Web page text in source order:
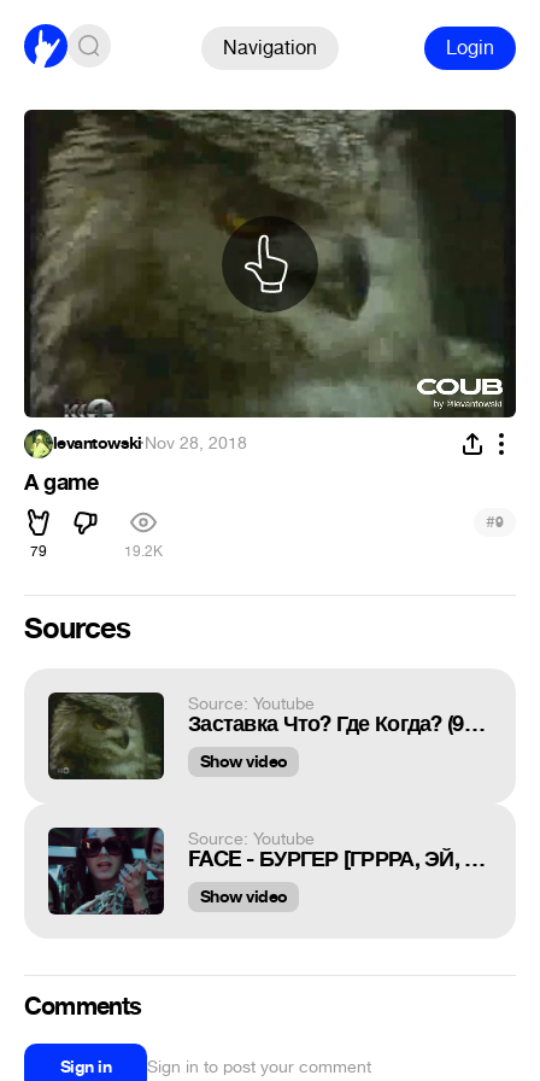
Navigation Login
levantowski·Nov 28, 2018
A game
79 19.2K
#9
Sources
Source: Youtube
Заставка Что? Где Когда? (90-тые)
Show video
Source: Youtube
FACE - БУРГЕР [ГРРРА, ЭЙ, ЭЩКЕРЕ ВЕРСИЯ]
Show video
Comments
Sign in Sign in to post your comment